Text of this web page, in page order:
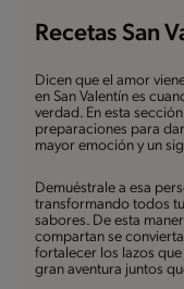
Recetas San
Dicen que el amor
en San Valentín es
verdad. En esta
preparaciones para
mayor emoción y un
Demuéstrale a esa
transformando todos
sabores. De esta
compartan se
fortalecer los lazos que
gran aventura juntos